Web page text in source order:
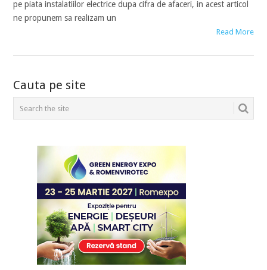
pe piata instalatiilor electrice dupa cifra de afaceri, in acest articol
ne propunem sa realizam un
Read More
POSTS
NAVIGATION
Cauta pe site